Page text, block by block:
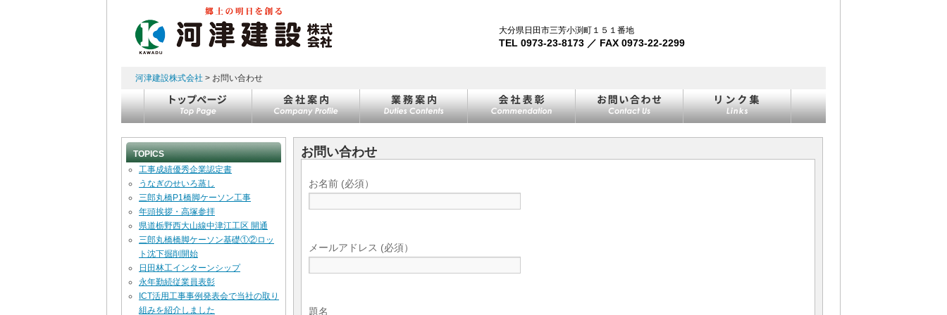
大分県日田市三芳小渕町１５１番地
TEL 0973-23-8173 ／ FAX 0973-22-2299
河津建設株式会社 > お問い合わせ
コンテンツへスキップ
TOPICS
工事成績優秀企業認定書
うなぎのせいろ蒸し
三郎丸橋P1橋脚ケーソン工事
年頭挨拶・高塚参拝
県道栃野西大山線中津江工区 開通
三郎丸橋橋脚ケーソン基礎①②ロッ
ト沈下掘削開始
日田林工インターンシップ
永年勤続従業員表彰
ICT活用工事事例発表会で当社の取り
組みを紹介しました
お問い合わせ
お名前 (必須）
メールアドレス (必須）
題名